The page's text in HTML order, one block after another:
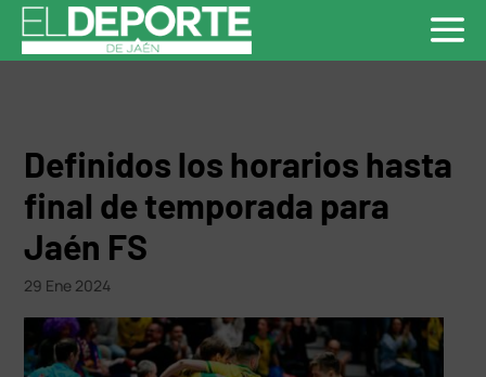
Definidos los horarios hasta
final de temporada para
Jaén FS
29 Ene 2024